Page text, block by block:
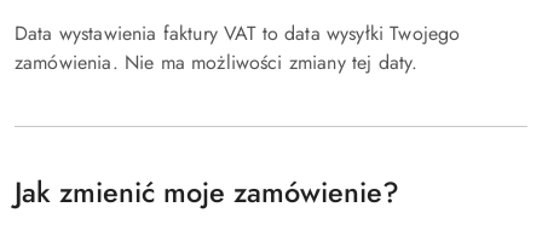
Data wystawienia faktury VAT to data wysyłki Twojego
zamówienia. Nie ma możliwości zmiany tej daty.
Jak zmienić moje zamówienie?